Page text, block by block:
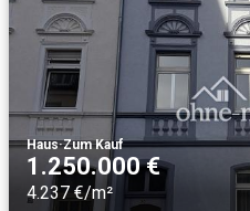
Haus·Zum Kauf
1.250.000 €
4.237 €/m²